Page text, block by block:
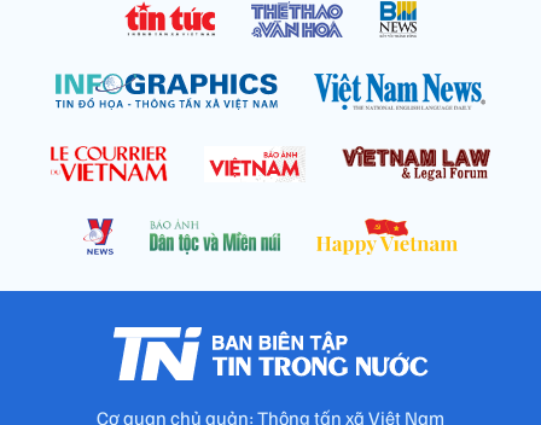
Cơ quan chủ quản: Thông tấn xã Việt Nam